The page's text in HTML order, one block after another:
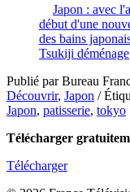
Japon : avec
début d'une
des bains
Tsukiji déménage
Publié par Bureau
Découvrir, Japon /
Japon, patisserie, tokyo
Télécharger
Télécharger